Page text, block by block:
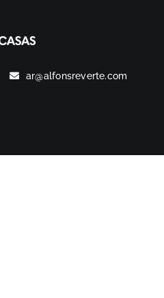
ar@alfonsreverte.com